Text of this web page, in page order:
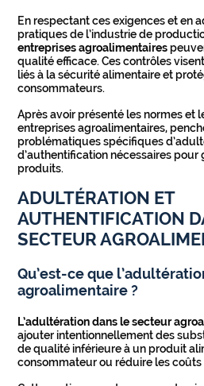
En respectant ces exigences et en
pratiques de l’industrie de
entreprises agroalimentaires
qualité efficace. Ces contrôles
liés à la sécurité alimentaire et
consommateurs.
Après avoir présenté les normes et
entreprises agroalimentaires,
problématiques spécifiques
d’authentification nécessaires pour
produits.
ADULTÉRATION ET
AUTHENTIFICATION
SECTEUR
Qu’est-ce que
agroalimentaire ?
L’adultération dans le secteur
ajouter intentionnellement des
de qualité inférieure à un produit
consommateur ou réduire les